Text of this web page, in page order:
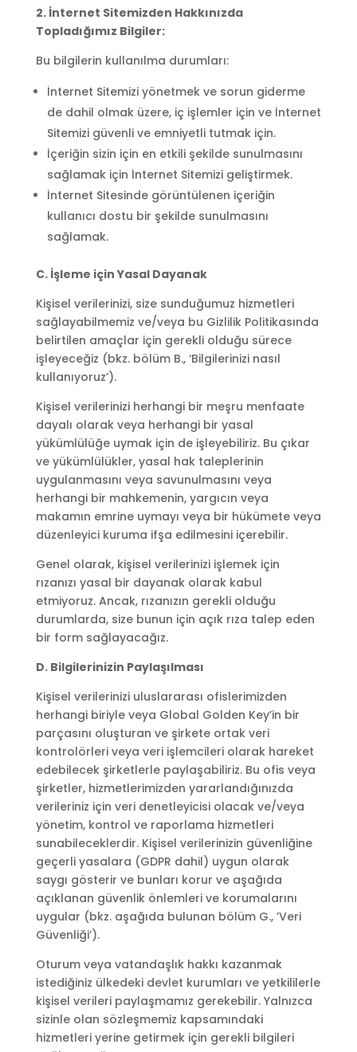
2. İnternet Sitemizden Hakkınızda
Topladığımız Bilgiler:
Bu bilgilerin kullanılma durumları:
İnternet Sitemizi yönetmek ve sorun giderme
de dahil olmak üzere, iç işlemler için ve İnternet
Sitemizi güvenli ve emniyetli tutmak için.
İçeriğin sizin için en etkili şekilde sunulmasını
sağlamak için İnternet Sitemizi geliştirmek.
İnternet Sitesinde görüntülenen içeriğin
kullanıcı dostu bir şekilde sunulmasını
sağlamak.
C. İşleme için Yasal Dayanak
Kişisel verilerinizi, size sunduğumuz hizmetleri
sağlayabilmemiz ve/veya bu Gizlilik Politikasında
belirtilen amaçlar için gerekli olduğu sürece
işleyeceğiz (bkz. bölüm B., ‘Bilgilerinizi nasıl
kullanıyoruz’).
Kişisel verilerinizi herhangi bir meşru menfaate
dayalı olarak veya herhangi bir yasal
yükümlülüğe uymak için de işleyebiliriz. Bu çıkar
ve yükümlülükler, yasal hak taleplerinin
uygulanmasını veya savunulmasını veya
herhangi bir mahkemenin, yargıcın veya
makamın emrine uymayı veya bir hükümete veya
düzenleyici kuruma ifşa edilmesini içerebilir.
Genel olarak, kişisel verilerinizi işlemek için
rızanızı yasal bir dayanak olarak kabul
etmiyoruz. Ancak, rızanızın gerekli olduğu
durumlarda, size bunun için açık rıza talep eden
bir form sağlayacağız.
D. Bilgilerinizin Paylaşılması
Kişisel verilerinizi uluslararası ofislerimizden
herhangi biriyle veya Global Golden Key’in bir
parçasını oluşturan ve şirkete ortak veri
kontrolörleri veya veri işlemcileri olarak hareket
edebilecek şirketlerle paylaşabiliriz. Bu ofis veya
şirketler, hizmetlerimizden yararlandığınızda
verileriniz için veri denetleyicisi olacak ve/veya
yönetim, kontrol ve raporlama hizmetleri
sunabileceklerdir. Kişisel verilerinizin güvenliğine
geçerli yasalara (GDPR dahil) uygun olarak
saygı gösterir ve bunları korur ve aşağıda
açıklanan güvenlik önlemleri ve korumalarını
uygular (bkz. aşağıda bulunan bölüm G., ’Veri
Güvenliği’).
Oturum veya vatandaşlık hakkı kazanmak
istediğiniz ülkedeki devlet kurumları ve yetkililerle
kişisel verileri paylaşmamız gerekebilir. Yalnızca
sizinle olan sözleşmemiz kapsamındaki
hizmetleri yerine getirmek için gerekli bilgileri